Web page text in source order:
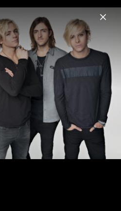
Menu
Videos Fotos Biografie